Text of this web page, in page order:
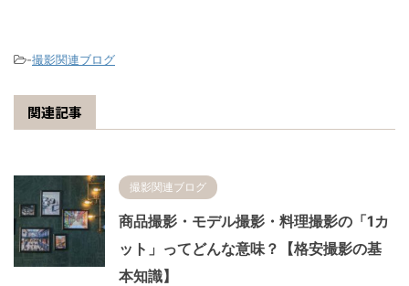
-撮影関連ブログ
関連記事
撮影関連ブログ
商品撮影・モデル撮影・料理撮影の「1カ
ット」ってどんな意味？【格安撮影の基
本知識】